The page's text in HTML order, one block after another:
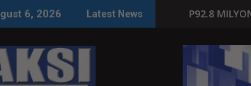
6, 2026 Latest News
P92.8 MILYON ANG USAPAN, P1 MILYON